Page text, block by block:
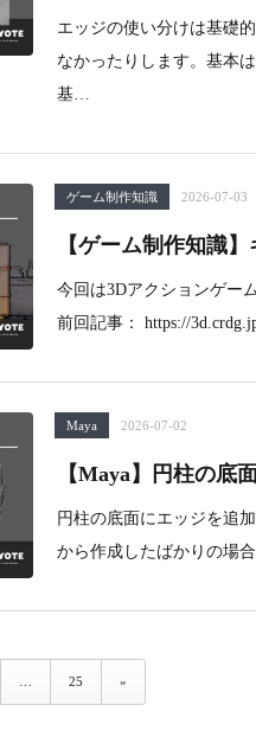
エッジの使い分けは基礎
なかったりします。基本
基…
ゲーム制作知識 2026-07-03
【ゲーム制作知識
今回は3Dアクションゲー
前回記事： https://
Maya 2026-07-02
【Maya】円柱の底
円柱の底面にエッジを追
から作成したばかりの場
25 »